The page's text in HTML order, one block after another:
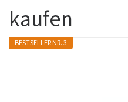
kaufen
BESTSELLER NR. 3